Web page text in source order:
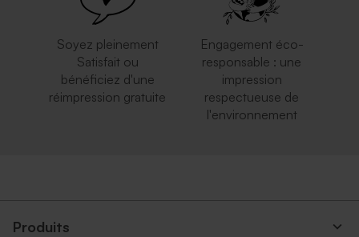
Soyez pleinement
Satisfait ou
bénéficiez d'une
réimpression gratuite
Engagement éco-
responsable : une
impression
respectueuse de
l'environnement
Produits